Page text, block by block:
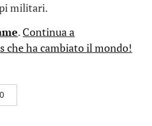
militari.
. Continua a
che ha cambiato il mondo!
0